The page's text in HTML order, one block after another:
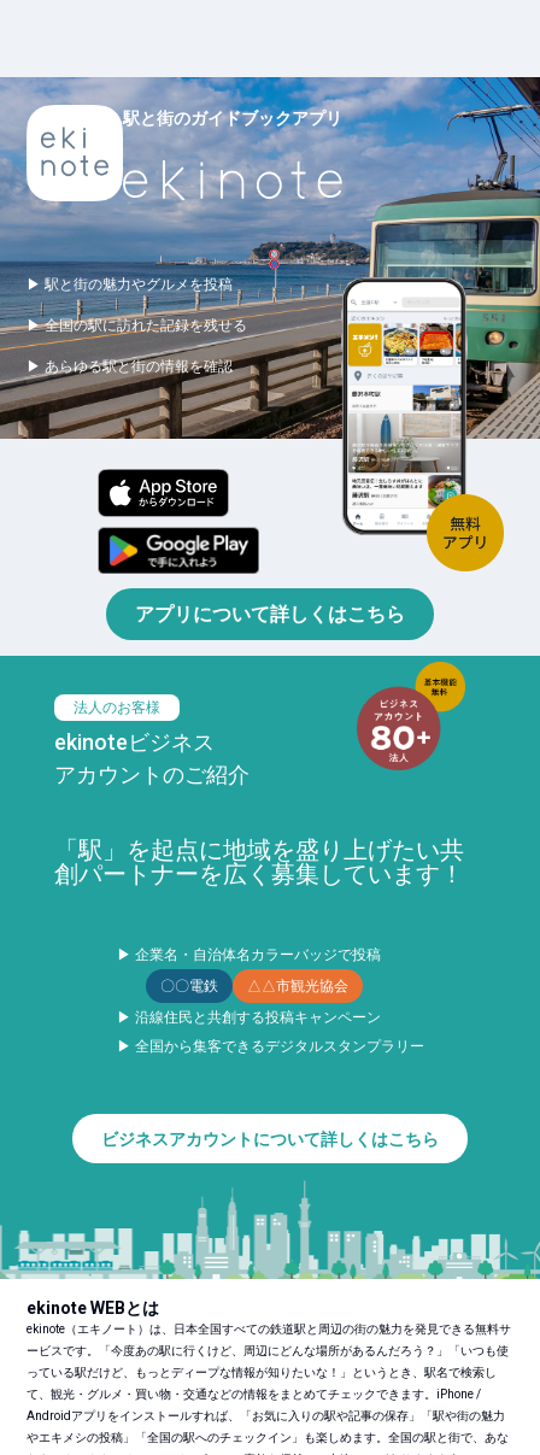
駅と街のガイドブックアプリ
▶ 駅と街の魅力やグルメを投稿
▶ 全国の駅に訪れた記録を残せる
▶ あらゆる駅と街の情報を確認
アプリについて詳しくはこちら
法人のお客様
ekinoteビジネス
アカウントのご紹介
「駅」を起点に地域を盛り上げたい共
創パートナーを広く募集しています！
▶ 企業名・自治体名カラーバッジで投稿
〇〇電鉄
△△市観光協会
▶ 沿線住民と共創する投稿キャンペーン
▶ 全国から集客できるデジタルスタンプラリー
ビジネスアカウントについて詳しくはこちら
ekinote WEBとは
ekinote（エキノート）は、日本全国すべての鉄道駅と周辺の街の魅力を発見できる無料サ
ービスです。「今度あの駅に行くけど、周辺にどんな場所があるんだろう？」「いつも使
っている駅だけど、もっとディープな情報が知りたいな！」というとき、駅名で検索し
て、観光・グルメ・買い物・交通などの情報をまとめてチェックできます。iPhone /
Androidアプリをインストールすれば、「お気に入りの駅や記事の保存」「駅や街の魅力
やエキメシの投稿」「全国の駅へのチェックイン」も楽しめます。全国の駅と街で、あな